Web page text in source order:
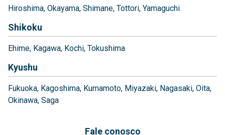
Hiroshima Okayama Shimane Tottori Yamaguchi
Shikoku
Ehime Kagawa Kochi Tokushima
Kyushu
Fukuoka Kagoshima Kumamoto Miyazaki Nagasaki Oita
Okinawa Saga
Fale conosco